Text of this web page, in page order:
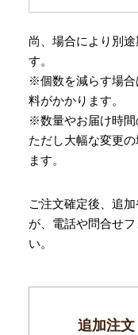
尚、場合により別
す。
※個数を減らす場合
料がかかります。
※数量やお届け時間
ただし大幅な変更
ます。
ご注文確定後、追
が、電話や問合せ
い。
追加注文